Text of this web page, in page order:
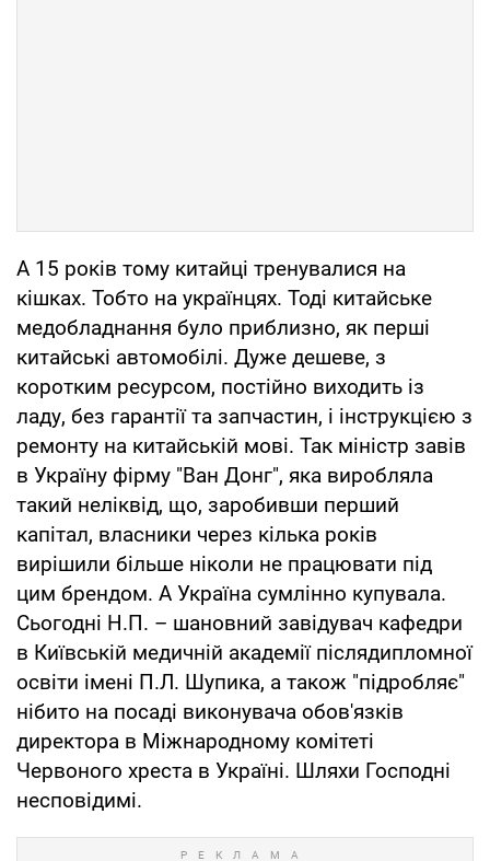
А 15 років тому китайці тренувалися на
кішках. Тобто на українцях. Тоді китайське
медобладнання було приблизно, як перші
китайські автомобілі. Дуже дешеве, з
коротким ресурсом, постійно виходить із
ладу, без гарантії та запчастин, і інструкцією з
ремонту на китайській мові. Так міністр завів
в Україну фірму "Ван Донг", яка виробляла
такий неліквід, що, заробивши перший
капітал, власники через кілька років
вирішили більше ніколи не працювати під
цим брендом. А Україна сумлінно купувала.
Сьогодні Н.П. – шановний завідувач кафедри
в Київській медичній академії післядипломної
освіти імені П.Л. Шупика, а також "підробляє"
нібито на посаді виконувача обов'язків
директора в Міжнародному комітеті
Червоного хреста в Україні. Шляхи Господні
несповідимі.